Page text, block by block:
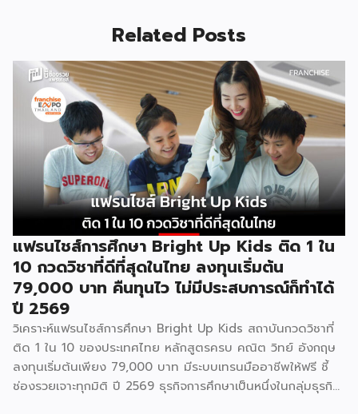
Related Posts
แฟรนไชส์การศึกษา Bright Up Kids ติด 1 ใน
10 กวดวิชาที่ดีที่สุดในไทย ลงทุนเริ่มต้น
79,000 บาท คืนทุนไว ไม่มีประสบการณ์ก็ทำได้
ปี 2569
วิเคราะห์แฟรนไชส์การศึกษา Bright Up Kids สถาบันกวดวิชาที่
ติด 1 ใน 10 ของประเทศไทย หลักสูตรครบ คณิต วิทย์ อังกฤษ
ลงทุนเริ่มต้นเพียง 79,000 บาท มีระบบเทรนมืออาชีพให้ฟรี ชี้
ช่องรวยเจาะทุกมิติ ปี 2569 ธุรกิจการศึกษาเป็นหนึ่งในกลุ่มธุรกิจ